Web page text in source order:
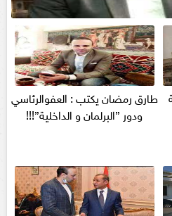
طارق رمضان يكتب : العفوالرئاسي
ودور ”البرلمان و الداخلية”!!!